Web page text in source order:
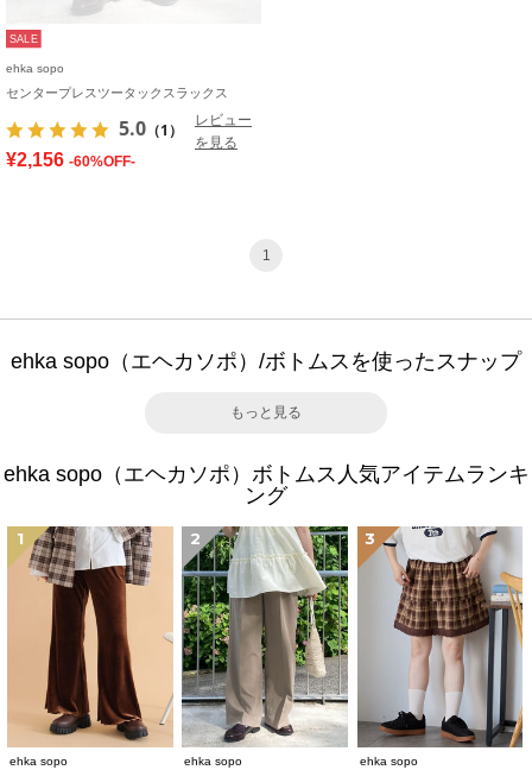
SALE
ehka sopo
センタープレスツータックスラックス
5.0 （1）
レビュー
を見る
¥2,156 -60%OFF-
1
ehka sopo（エヘカソポ）/ボトムスを使ったスナップ
もっと見る
ehka sopo（エヘカソポ）ボトムス人気アイテムランキ
ング
1
ehka sopo
2
ehka sopo
3
ehka sopo